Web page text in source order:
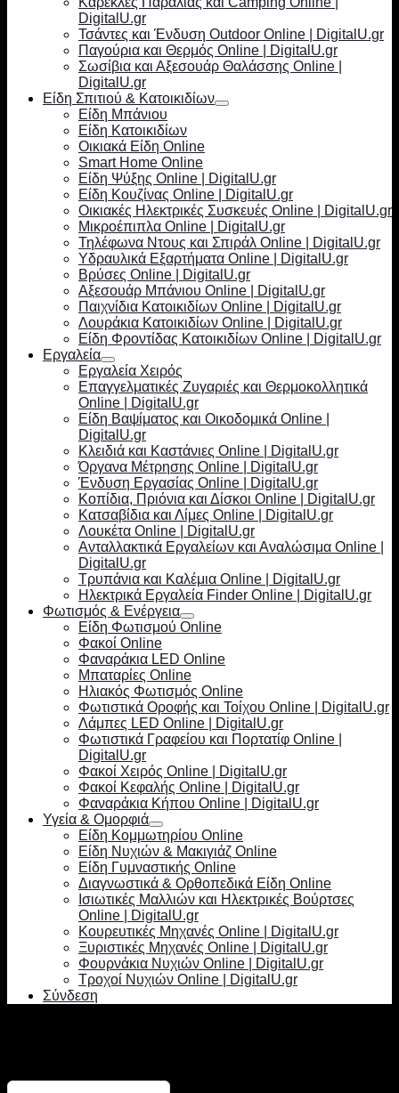
DigitalU.gr
Τσάντες και Ένδυση Outdoor Online | DigitalU.gr
Παγούρια και Θερμός Online | DigitalU.gr
Σωσίβια και Αξεσουάρ Θαλάσσης Online |
DigitalU.gr
Είδη Σπιτιού & Κατοικιδίων
Είδη Μπάνιου
Είδη Κατοικιδίων
Οικιακά Είδη Online
Smart Home Online
Είδη Ψύξης Online | DigitalU.gr
Είδη Κουζίνας Online | DigitalU.gr
Οικιακές Ηλεκτρικές Συσκευές Online | DigitalU.gr
Μικροέπιπλα Online | DigitalU.gr
Τηλέφωνα Ντους και Σπιράλ Online | DigitalU.gr
Υδραυλικά Εξαρτήματα Online | DigitalU.gr
Βρύσες Online | DigitalU.gr
Αξεσουάρ Μπάνιου Online | DigitalU.gr
Παιχνίδια Κατοικιδίων Online | DigitalU.gr
Λουράκια Κατοικιδίων Online | DigitalU.gr
Είδη Φροντίδας Κατοικιδίων Online | DigitalU.gr
Εργαλεία
Εργαλεία Χειρός
Επαγγελματικές Ζυγαριές και Θερμοκολλητικά
Online | DigitalU.gr
Είδη Βαψίματος και Οικοδομικά Online |
DigitalU.gr
Κλειδιά και Καστάνιες Online | DigitalU.gr
Όργανα Μέτρησης Online | DigitalU.gr
Ένδυση Εργασίας Online | DigitalU.gr
Κοπίδια, Πριόνια και Δίσκοι Online | DigitalU.gr
Κατσαβίδια και Λίμες Online | DigitalU.gr
Λουκέτα Online | DigitalU.gr
Ανταλλακτικά Εργαλείων και Αναλώσιμα Online |
DigitalU.gr
Τρυπάνια και Καλέμια Online | DigitalU.gr
Ηλεκτρικά Εργαλεία Finder Online | DigitalU.gr
Φωτισμός & Ενέργεια
Είδη Φωτισμού Online
Φακοί Online
Φαναράκια LED Online
Μπαταρίες Online
Ηλιακός Φωτισμός Online
Φωτιστικά Οροφής και Τοίχου Online | DigitalU.gr
Λάμπες LED Online | DigitalU.gr
Φωτιστικά Γραφείου και Πορτατίφ Online |
DigitalU.gr
Φακοί Χειρός Online | DigitalU.gr
Φακοί Κεφαλής Online | DigitalU.gr
Φαναράκια Κήπου Online | DigitalU.gr
Υγεία & Ομορφιά
Είδη Κομμωτηρίου Online
Είδη Νυχιών & Μακιγιάζ Online
Είδη Γυμναστικής Online
Διαγνωστικά & Ορθοπεδικά Είδη Online
Ισιωτικές Μαλλιών και Ηλεκτρικές Βούρτσες
Online | DigitalU.gr
Κουρευτικές Μηχανές Online | DigitalU.gr
Ξυριστικές Μηχανές Online | DigitalU.gr
Φουρνάκια Νυχιών Online | DigitalU.gr
Τροχοί Νυχιών Online | DigitalU.gr
Σύνδεση